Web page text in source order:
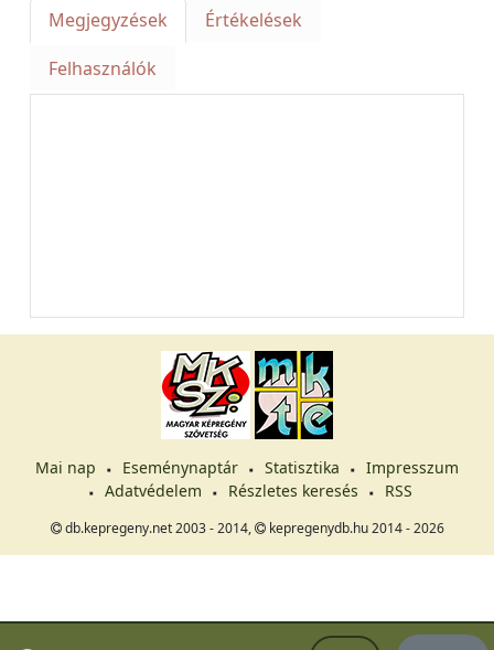
Megjegyzések
Értékelések
Felhasználók
Mai nap Eseménynaptár Statisztika
Impresszum
Adatvédelem
Részletes keresés RSS
db.kepregeny.net 2003 - 2014, kepregenydb.hu 2014 - 2026